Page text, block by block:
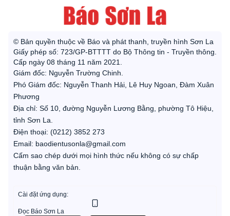
© Bản quyền thuộc về Báo và phát thanh, truyền hình Sơn La
Giấy phép số: 723/GP-BTTTT do Bộ Thông tin - Truyền thông.
Cấp ngày 08 tháng 11 năm 2021.
Giám đốc: Nguyễn Trường Chinh.
Phó Giám đốc: Nguyễn Thanh Hải, Lê Huy Ngoan, Đàm Xuân
Phương
Địa chỉ: Số 10, đường Nguyễn Lương Bằng, phường Tô Hiệu,
tỉnh Sơn La.
Điện thoại: (0212) 3852 273
Email: baodientusonla@gmail.com
Cấm sao chép dưới mọi hình thức nếu không có sự chấp
thuận bằng văn bản.
Cài đặt ứng dụng:
Đọc Báo Sơn La